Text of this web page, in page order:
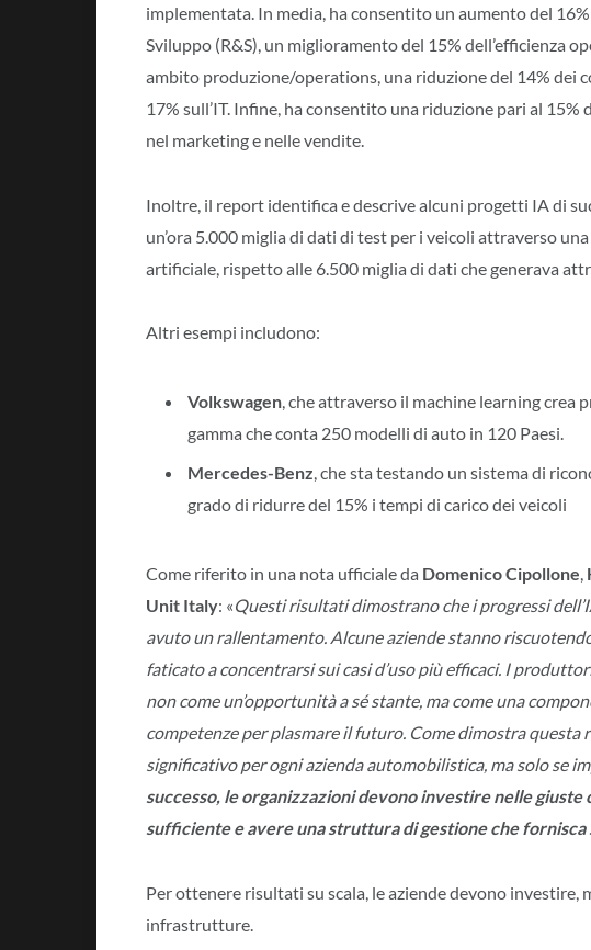
implementata. In media, ha consentito un aumento del
Sviluppo (R&S), un miglioramento del 15% dell’efficienza
ambito produzione/operations, una riduzione del 14% dei
17% sull’IT. Infine, ha consentito una riduzione pari al
nel marketing e nelle vendite.
Inoltre, il report identifica e descrive alcuni progetti IA di
un’ora 5.000 miglia di dati di test per i veicoli attraverso
artificiale, rispetto alle 6.500 miglia di dati che generava
Altri esempi includono:
Volkswagen, che attraverso il machine learning crea
gamma che conta 250 modelli di auto in 120 Paesi.
Mercedes-Benz, che sta testando un sistema di
grado di ridurre del 15% i tempi di carico dei veicoli
Come riferito in una nota ufficiale da Domenico Cipollone,
Unit Italy: «Questi risultati dimostrano che i progressi
avuto un rallentamento. Alcune aziende stanno
faticato a concentrarsi sui casi d’uso più efficaci. I
non come un’opportunità a sé stante, ma come una
competenze per plasmare il futuro. Come dimostra questa
significativo per ogni azienda automobilistica, ma solo se
successo, le organizzazioni devono investire nelle
sufficiente e avere una struttura di gestione che
Per ottenere risultati su scala, le aziende devono investire,
infrastrutture.